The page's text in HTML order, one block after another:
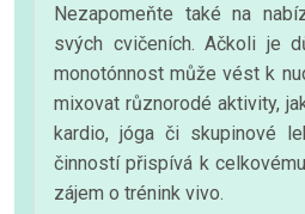
Nezapomeňte také na
svých cvičeních. Ačkoli je
monotónnost může vést k
mixovat různorodé aktivity,
kardio, jóga či skupinové
činností přispívá k
zájem o trénink vivo.